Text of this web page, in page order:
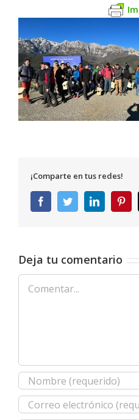
¡Comparte en tus redes!
FacebookTwitterLinkedIn
Deja tu comentario
Comentar